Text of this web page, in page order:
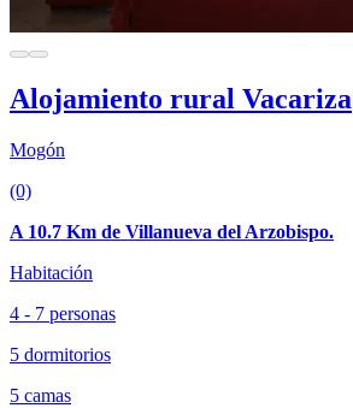
Alojamiento rural Vacariza
Mogón
(0)
A 10.7 Km de Villanueva del Arzobispo.
Habitación
4 - 7 personas
5 dormitorios
5 camas